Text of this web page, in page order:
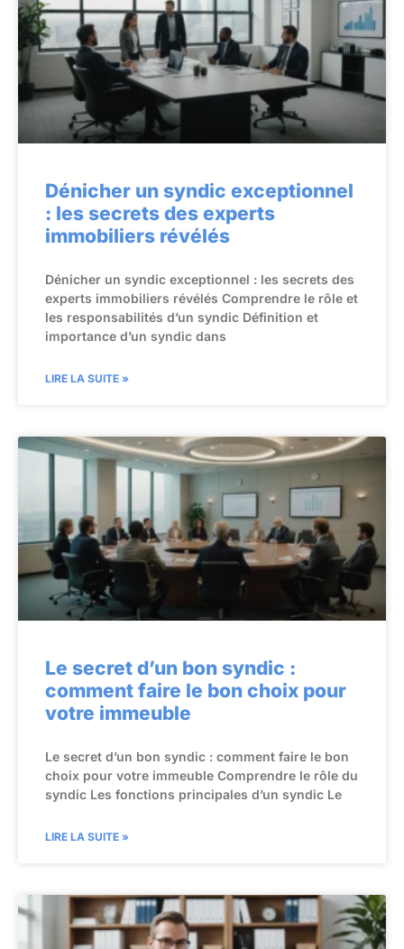
Dénicher un syndic exceptionnel
: les secrets des experts
immobiliers révélés
Dénicher un syndic exceptionnel : les secrets des
experts immobiliers révélés Comprendre le rôle et
les responsabilités d’un syndic Définition et
importance d’un syndic dans
LIRE LA SUITE »
Le secret d’un bon syndic :
comment faire le bon choix pour
votre immeuble
Le secret d’un bon syndic : comment faire le bon
choix pour votre immeuble Comprendre le rôle du
syndic Les fonctions principales d’un syndic Le
LIRE LA SUITE »